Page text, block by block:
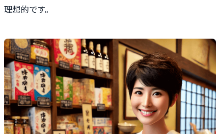
理想的です。